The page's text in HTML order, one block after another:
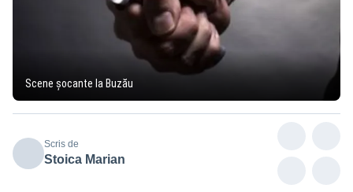
Scene șocante la Buzău
Scris de
Stoica Marian